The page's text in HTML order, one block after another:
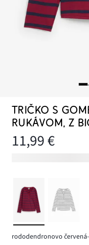
TRIČKO S
RUKÁVOM, Z
11,99 €
rododendronovo